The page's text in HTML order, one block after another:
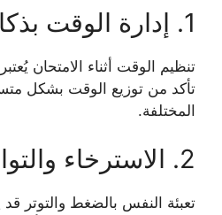
1. إدارة الوقت بذكاء
تنظيم الوقت أثناء الامتحان
تأكد من توزيع الوقت بشكل
المختلفة.
2. الاسترخاء والتوازن
تعبئة النفس بالضغط والتوتر قد